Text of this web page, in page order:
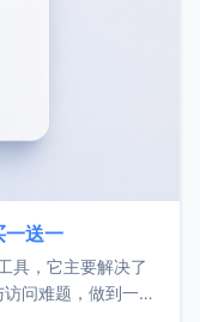
一送一
具，它主要解决了
问难题，做到一处